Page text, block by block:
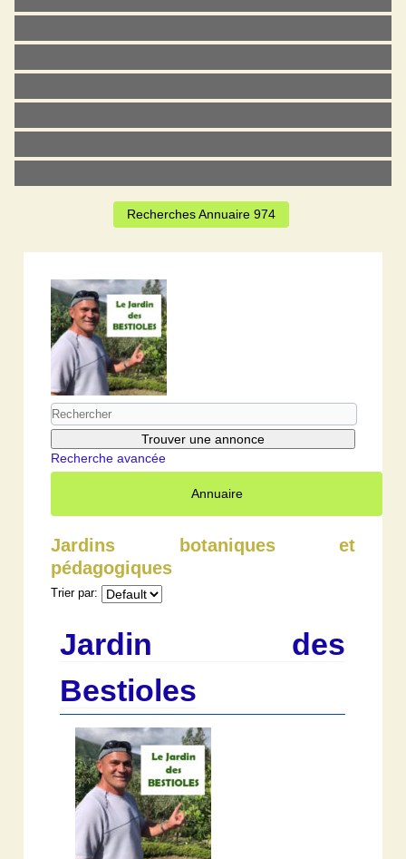
Recherches Annuaire 974
Recherche avancée
Annuaire
Jardins botaniques et
pédagogiques
Trier par:
Jardin des
Bestioles